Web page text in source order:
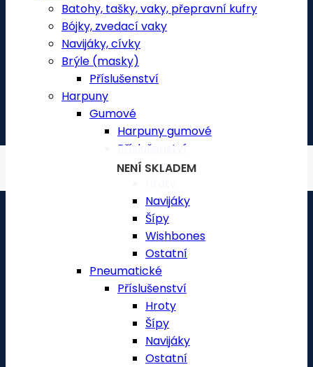
Batohy, tašky, vaky, přepravní kufry
Bójky, zvedací vaky
Navijáky, cívky
Brýle (masky)
Příslušenství
Harpuny
Gumové
Harpuny gumové
Příslušenství
Gumy
Navijáky
Šípy
Wishbones
Ostatní
Pneumatické
Příslušenství
Hroty
Šípy
Navijáky
Ostatní
NENÍ SKLADEM
NENÍ SKLADEM